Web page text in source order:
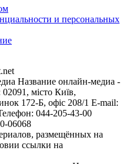
и персональных
Название онлайн-медиа -
місто Київ,
172-Б, офіс 208/1 E-mail:
044-205-43-00
06068
размещённых на
ссылки на